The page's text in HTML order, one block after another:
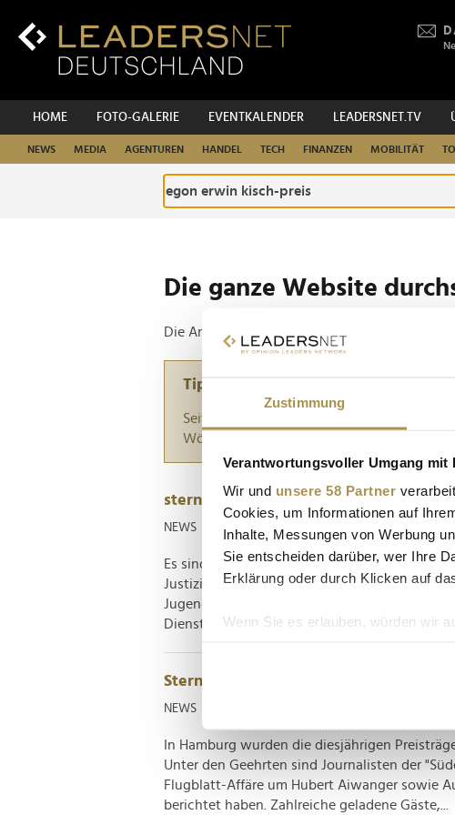
Zustimmung
Verantwortungsvoller Umgang mit
Wir und unsere 58 Partner
Cookies, um Informationen auf
Inhalte, Messungen von Werbung
Sie entscheiden darüber, wer Ihre
Erklärung oder durch Klicken auf
Wenn Sie es erlauben, würden wir
Erfahren Sie mehr darüber, wie
Wir verwenden Cookies, um Inhalte
und die Zugriffe auf unsere Website
Website an unsere Partner für
Inhalt
HOME FOTO-GALERIE EVENTKALENDER LEADERSNET.TV
NEWS MEDIA AGENTUREN HANDEL TECH FINANZEN MOBILITÄT
Die ganze Website
Die Anfrage ergab 2 Treffer.
Tipp
Seiten suchen, die genau diese
Wörter zwischen Anführungszeichen: zb
stern ehrt die besten journalistischen
NEWS | 20.05.2026
Es sind Geschichten, die lange nachwirken:
Justizirrtum, Einblicke in den Alltag
Jugendliche mit inhaftierten Eltern. Für genau
Dienstagabend in Hamburg den stern-Preis
Stern-Preis 2024: Auszeichnungen für
NEWS
In Hamburg wurden die diesjährigen
Unter den Geehrten sind Journalisten der
Flugblatt-Affäre um Hubert Aiwanger sowie
berichtet haben. Zahlreiche geladene Gäste,...